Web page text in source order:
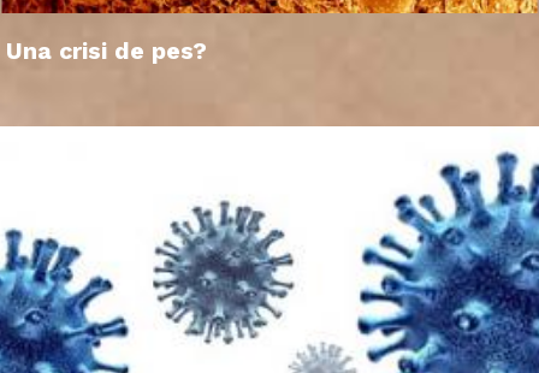
Una crisi de pes?